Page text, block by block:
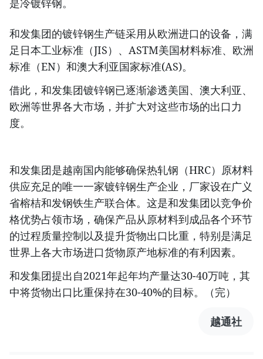
是冷镀锌钢。
和发集团的镀锌钢生产链采用从欧洲进口的设备，满
足日本工业标准（JIS）、ASTM美国‎材料标准、欧洲
标准（EN）和澳大利亚国家标准(AS)。
借此，和发集团镀锌钢已逐渐渗透美国、澳大利亚、
欧洲等世界各大市场，并扩大对这些市场的出口力
度。
和发集团是越南国内能够确保热轧钢（HRC）原材料
供应充足的唯一一家镀锌钢生产企业，厂家设在广义
省榕桔和发钢铁生产联合体。这是和发集团以竞争价
格优势占领市场，确保产品从原材料到成品各个环节
的过程质量控制以及提升货物出口比重，特别是满足
世界上各大市场进口货物原产地标准的有利因素。
和发集团提出自2021年起年均产量达30-40万吨，其
中将货物出口比重保持在30-40%的目标。（完）
越通社